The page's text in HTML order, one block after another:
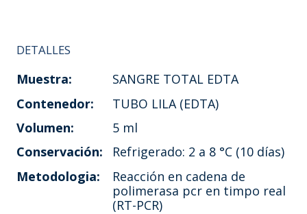
DETALLES
Muestra:
SANGRE TOTAL EDTA
Contenedor:
TUBO LILA (EDTA)
Volumen:
5 ml
Conservación:
Refrigerado: 2 a 8 °C (10 días)
Metodologia:
Reacción en cadena de
polimerasa pcr en timpo real
(RT-PCR)